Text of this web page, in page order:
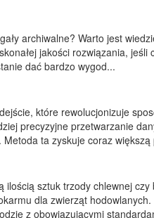
archiwalne? Warto jest
jakości rozwiązania, jeśli
dać bardzo wygod...
które rewolucjonizuje
precyzyjne przetwarzanie
ta zyskuje coraz większą
sztuk trzody chlewnej czy
dla zwierząt
z obowiązującymi